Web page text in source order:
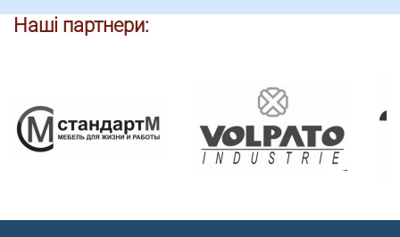
Наші партнери: